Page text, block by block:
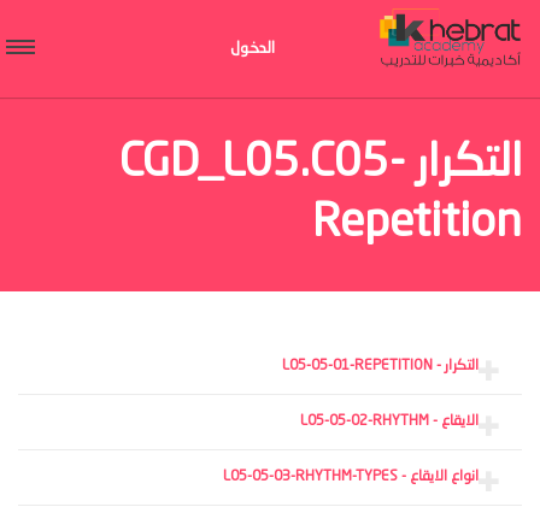
الدخول
التكرار CGD_L05.C05-
Repetition
التكرار - L05-05-01-REPETITION
الايقاع - L05-05-02-RHYTHM
انواع الايقاع - L05-05-03-RHYTHM-TYPES